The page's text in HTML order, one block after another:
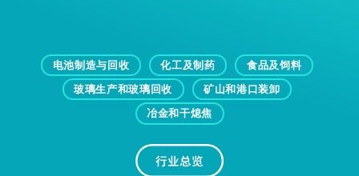
行业总览
电池制造与回收 化工及制药
食品及饲料
玻璃生产和玻璃回收
矿山和港口装卸
冶金和干熄焦